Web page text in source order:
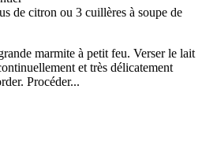
de citron ou 3 cuillères à soupe de
marmite à petit feu. Verser le lait
et très délicatement
Procéder...